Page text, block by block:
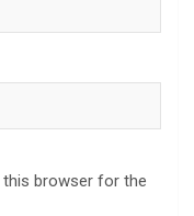
this browser for the